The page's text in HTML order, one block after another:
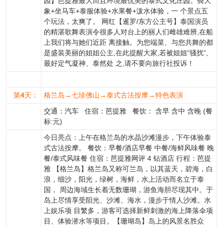
象+坐马车+泰服体验+水果餐+泼水体验，一 个景点五
个玩法，太爽了。 网红【暹罗/东方公主号】泰国演员
的精湛歌舞表演令很多人对台上的丽人们雌雄难辨,在船
上我们将与她们近距 离接触。为您端菜、与您共舞的都
是盛装美丽的姐姐公主,在此提醒大家,若被姐姐“骚扰”,
最好定气凝神、泰然处 之,请不要向旅行社投诉！
第4天：
格兰岛→七珍佛山→泰式古法按摩→特色表演
交通：汽车 住宿：芭提雅 餐饮： 含早 含中 含晚 (餐
标:元)
今日亮点：上午在格兰岛的水晶沙滩漫步，下午体验泰
式古法按摩。 餐饮：早餐/酒店早餐 中餐/海鲜风味餐 晚
餐/泰式风味餐 住宿：芭提雅网评 4 钻酒店 行程：芭提
雅 【格兰岛】格兰岛又称可兰岛，以其蓝天，碧海，白
浪，细沙，阳光，绿树，海鲜，水上活动而名立于泰
国， 周边海域生长着无数珊瑚，游鱼海胆尽现其中。于
岛上尽情享受阳光、沙滩、海水，漫步于情人沙滩。水
上娱乐项 目繁多，游客可选择新鲜刺激的海上降落伞项
目、体验潜水等项目。【珊瑚岛】岛上的风景名胜众